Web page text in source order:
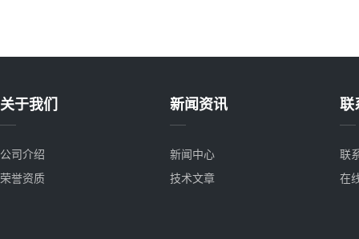
关于我们
公司介绍
荣誉资质
新闻资讯
新闻中心
技术文章
联
联
在